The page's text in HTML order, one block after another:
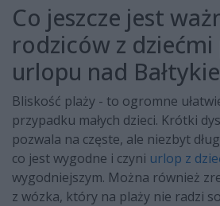
Co jeszcze jest
rodziców z dziećmi
urlopu nad
Bliskość plaży - to ogromne
przypadku małych dzieci. Krótki
pozwala na częste, ale niezbyt
co jest wygodne i czyni urlop z
wygodniejszym. Można również
z wózka, który na plaży nie radzi